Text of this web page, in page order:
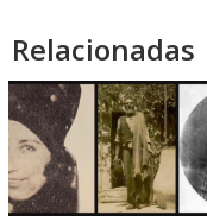
Relacionadas